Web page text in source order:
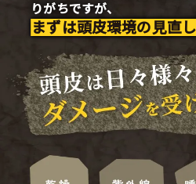
りがちですが、
まずは頭皮環境の見直